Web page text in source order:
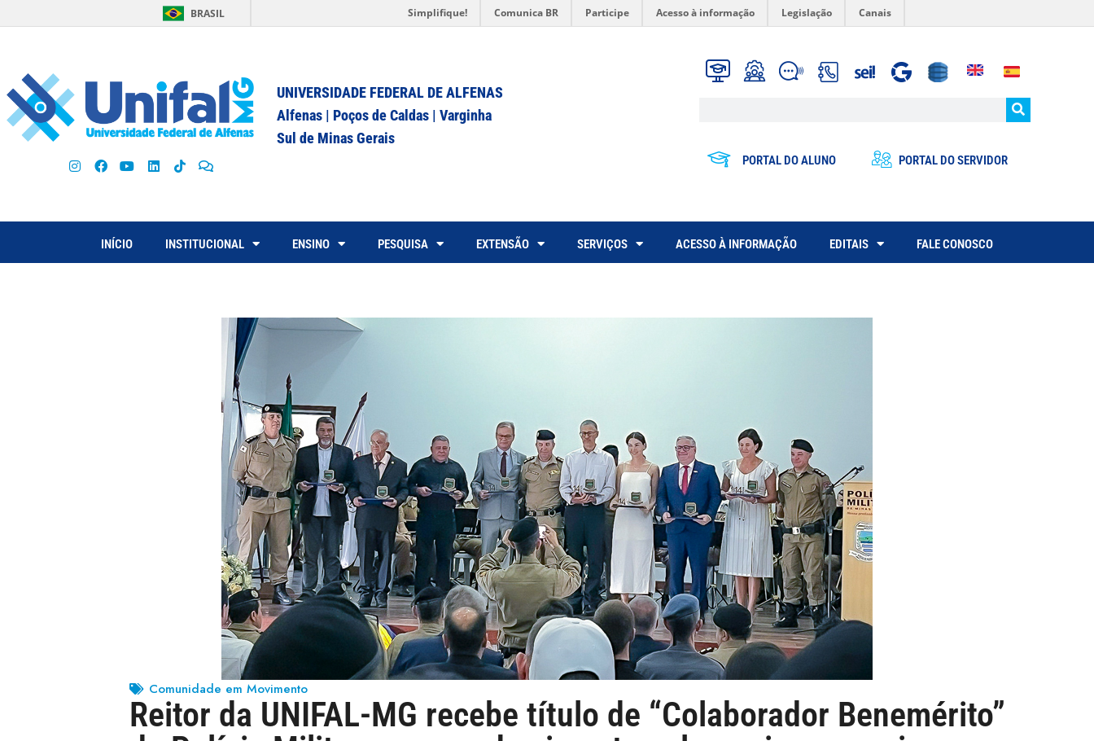
BRASIL Simplifique! Comunica BR Participe Acesso à informação Legislação Canais
UNIVERSIDADE FEDERAL DE ALFENAS
Alfenas | Poços de Caldas | Varginha
Sul de Minas Gerais
PORTAL DO ALUNO PORTAL DO SERVIDOR
INÍCIO INSTITUCIONAL ENSINO PESQUISA EXTENSÃO SERVIÇOS ACESSO À INFORMAÇÃO EDITAIS FALE CONOSCO
Comunidade em Movimento
Reitor da UNIFAL-MG recebe título de “Colaborador Benemérito”